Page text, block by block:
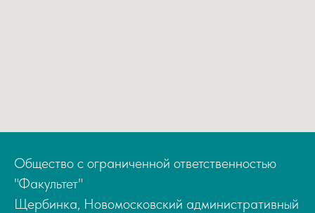
Общество с ограниченной ответственностью
"Факультет"
Щербинка, Новомосковский административный